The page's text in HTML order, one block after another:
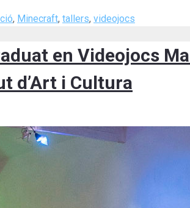
, Minecraft, tallers, videojocs
en Videojocs
d’Art i Cultura